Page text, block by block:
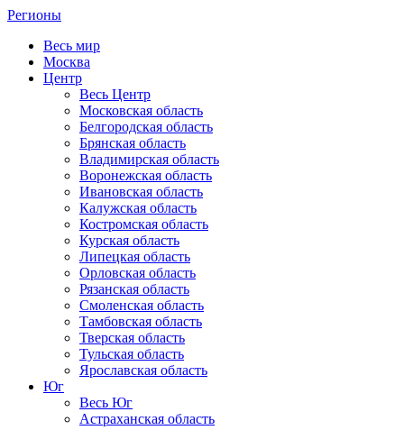
Регионы
Весь мир
Москва
Центр
Весь Центр
Московская область
Белгородская область
Брянская область
Владимирская область
Воронежская область
Ивановская область
Калужская область
Костромская область
Курская область
Липецкая область
Орловская область
Рязанская область
Смоленская область
Тамбовская область
Тверская область
Тульская область
Ярославская область
Юг
Весь Юг
Астраханская область